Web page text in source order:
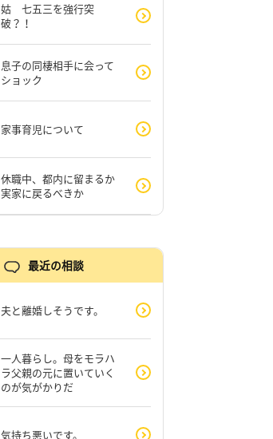
姑 七五三を強行突
破？！
息子の同棲相手に会って
ショック
家事育児について
休職中、都内に留まるか
実家に戻るべきか
最近の相談
夫と離婚しそうです。
一人暮らし。母をモラハ
ラ父親の元に置いていく
のが気がかりだ
気持ち悪いです。